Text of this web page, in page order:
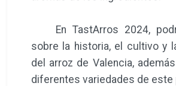
En TastArros 2024,
sobre la historia, el cultivo y
del arroz de Valencia,
diferentes variedades de este